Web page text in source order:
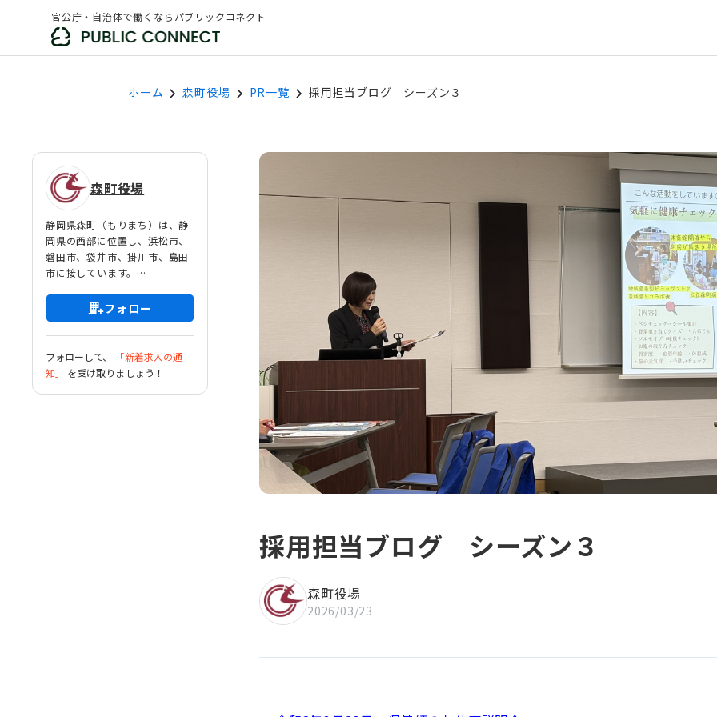
官公庁・自治体で働くならパブリックコネクト
ホーム 森町役場 PR一覧 採用担当ブログ シーズン３
森町役場
静岡県森町（もりまち）は、静
岡県の西部に位置し、浜松市、
磐田市、袋井市、掛川市、島田
市に接しています。
「遠州の小京都」、「三木の
里」、「PASのふるさと森町」
などの呼ばれ方をされていま
す。
フォロー
フォローして、
「新着求人の通
知」
を受け取りましょう！
採用担当ブログ シーズン３
森町役場
2026/03/23